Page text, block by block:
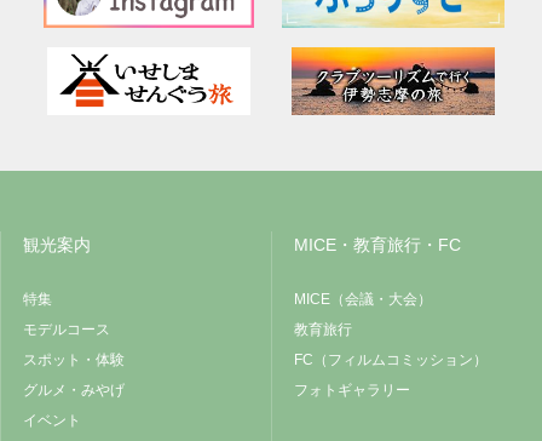
観光案内
特集
モデルコース
スポット・体験
グルメ・みやげ
イベント
MICE・教育旅行・FC
MICE（会議・大会）
教育旅行
FC（フィルムコミッション）
フォトギャラリー